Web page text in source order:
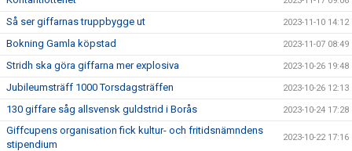
Så ser giffarnas truppbygge ut 2023-11-10 14:12
Bokning Gamla köpstad 2023-11-07 08:49
Stridh ska göra giffarna mer explosiva 2023-10-26 19:48
Jubileumsträff 1000 Torsdagsträffen 2023-10-26 12:13
130 giffare såg allsvensk guldstrid i Borås 2023-10-24 17:28
Giffcupens organisation fick kultur- och fritidsnämndens
stipendium
2023-10-22 17:16